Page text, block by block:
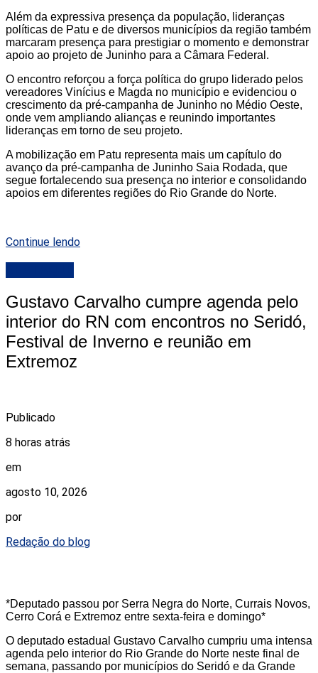
Além da expressiva presença da população, lideranças
políticas de Patu e de diversos municípios da região também
marcaram presença para prestigiar o momento e demonstrar
apoio ao projeto de Juninho para a Câmara Federal.
O encontro reforçou a força política do grupo liderado pelos
vereadores Vinícius e Magda no município e evidenciou o
crescimento da pré-campanha de Juninho no Médio Oeste,
onde vem ampliando alianças e reunindo importantes
lideranças em torno de seu projeto.
A mobilização em Patu representa mais um capítulo do
avanço da pré-campanha de Juninho Saia Rodada, que
segue fortalecendo sua presença no interior e consolidando
apoios em diferentes regiões do Rio Grande do Norte.
Continue lendo
Gustavo Carvalho cumpre agenda pelo
interior do RN com encontros no Seridó,
Festival de Inverno e reunião em
Extremoz
Publicado
8 horas atrás
em
agosto 10, 2026
por
Redação do blog
*Deputado passou por Serra Negra do Norte, Currais Novos,
Cerro Corá e Extremoz entre sexta-feira e domingo*
O deputado estadual Gustavo Carvalho cumpriu uma intensa
agenda pelo interior do Rio Grande do Norte neste final de
semana, passando por municípios do Seridó e da Grande